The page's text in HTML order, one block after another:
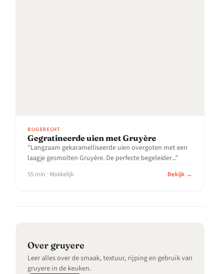
BIJGERECHT
Gegratineerde uien met Gruyère
"Langzaam gekaramelliseerde uien overgoten met een
laagje gesmolten Gruyère. De perfecte begeleider..."
55 min · Makkelijk Bekijk →
over gruyere
Leer alles over de smaak, textuur, rijping en gebruik van
gruyere in de keuken.